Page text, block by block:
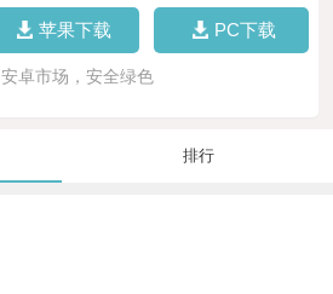
苹果下载 PC下载
安卓市场，安全绿色
排行